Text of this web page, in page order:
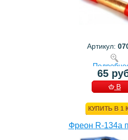
Артикул:
65
В
КУПИТЬ В 1
Фреон R-134a